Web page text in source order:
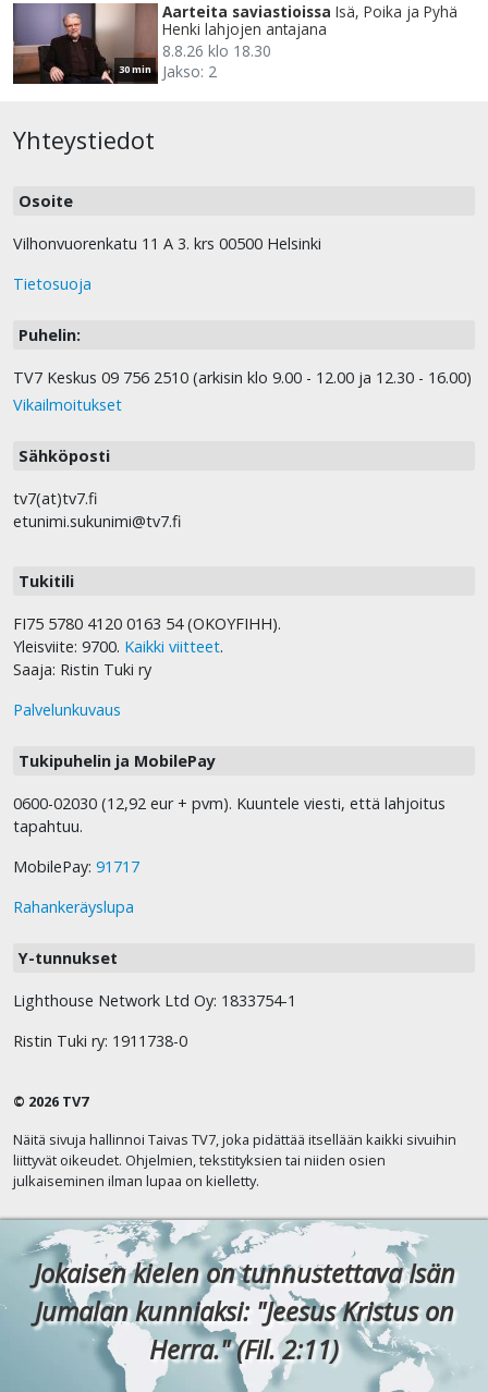
30 min
Aarteita saviastioissa Isä, Poika ja Pyhä
Henki lahjojen antajana
8.8.26 klo 18.30
Jakso: 2
Yhteystiedot
Osoite
Vilhonvuorenkatu 11 A 3. krs 00500 Helsinki
Tietosuoja
Puhelin:
TV7 Keskus 09 756 2510 (arkisin klo 9.00 - 12.00 ja 12.30 - 16.00)
Vikailmoitukset
Sähköposti
tv7(at)tv7.fi
etunimi.sukunimi@tv7.fi
Tukitili
FI75 5780 4120 0163 54 (OKOYFIHH).
Yleisviite: 9700. Kaikki viitteet.
Saaja: Ristin Tuki ry
Palvelunkuvaus
Tukipuhelin ja MobilePay
0600-02030 (12,92 eur + pvm). Kuuntele viesti, että lahjoitus
tapahtuu.
MobilePay: 91717
Rahankeräyslupa
Y-tunnukset
Lighthouse Network Ltd Oy: 1833754-1
Ristin Tuki ry: 1911738-0
© 2026 TV7
Näitä sivuja hallinnoi Taivas TV7, joka pidättää itsellään kaikki sivuihin
liittyvät oikeudet. Ohjelmien, tekstityksien tai niiden osien
julkaiseminen ilman lupaa on kielletty.
Jokaisen kielen on tunnustettava Isän
Jumalan kunniaksi: "Jeesus Kristus on
Herra." (Fil. 2:11)